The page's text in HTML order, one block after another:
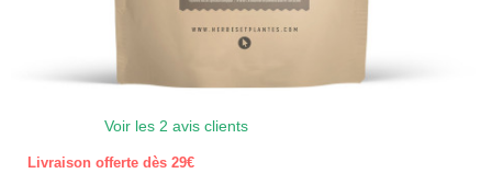
Voir les 2 avis clients
Livraison offerte dès 29€